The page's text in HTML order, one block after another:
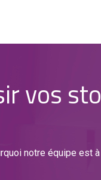
vos
notre équipe est